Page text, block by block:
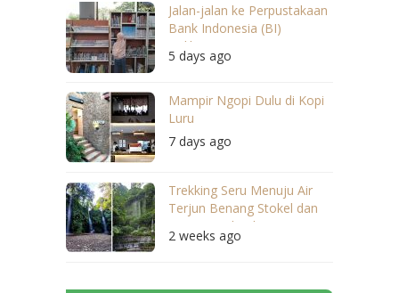
Jalan-jalan ke Perpustakaan
Bank Indonesia (BI)
Balikpapan
5 days ago
Mampir Ngopi Dulu di Kopi
Luru
7 days ago
Trekking Seru Menuju Air
Terjun Benang Stokel dan
Benang Kelambu
2 weeks ago